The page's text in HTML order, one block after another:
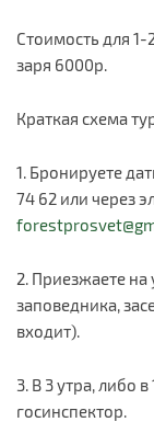
Стоимость для 1-
заря 6000р.
Краткая схема
1. Бронируете
74 62 или через
2. Приезжаете
заповедника,
входит).
3. В 3 утра, либо
госинспектор.